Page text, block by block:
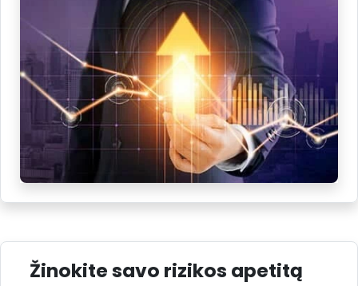
Žinokite savo rizikos apetitą